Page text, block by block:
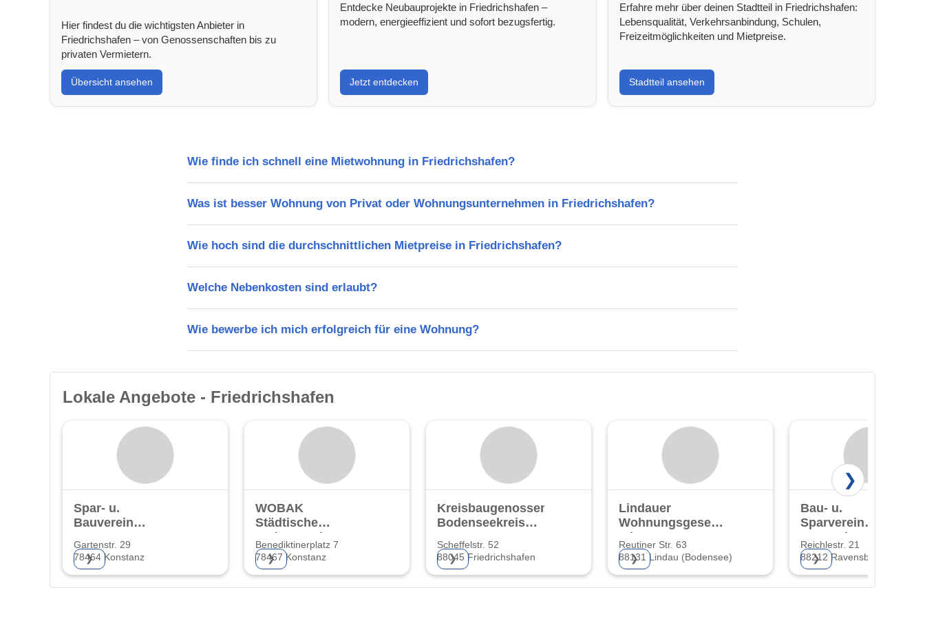
Hier findest du die wichtigsten Anbieter in
Friedrichshafen – von Genossenschaften bis zu
privaten Vermietern.
Übersicht ansehen
Entdecke Neubauprojekte in Friedrichshafen –
modern, energieeffizient und sofort bezugsfertig.
Jetzt entdecken
Erfahre mehr über deinen Stadtteil in Friedrichshafen:
Lebensqualität, Verkehrsanbindung, Schulen,
Freizeitmöglichkeiten und Mietpreise.
Stadtteil ansehen
Wie finde ich schnell eine Mietwohnung in Friedrichshafen?
Was ist besser Wohnung von Privat oder Wohnungsunternehmen in Friedrichshafen?
Wie hoch sind die durchschnittlichen Mietpreise in Friedrichshafen?
Welche Nebenkosten sind erlaubt?
Wie bewerbe ich mich erfolgreich für eine Wohnung?
Lokale Angebote - Friedrichshafen
Spar- u.
Bauverein
Gartenstr. 29
78464 Konstanz
❯
WOBAK
Städtische
Wohnungsbaugesellschaft
mbH
Benediktinerplatz 7
78467 Konstanz
❯
Kreisbaugenossenschaft
Bodenseekreis
Scheffelstr. 52
88045 Friedrichshafen
❯
Lindauer
Wohnungsgesellschaft
mbH
Reutiner Str. 63
88131 Lindau (Bodensee)
❯
Bau- u.
Sparverein
Ravensburg eG
Reichlestr. 21
88212 Ravensburg
❯
❯